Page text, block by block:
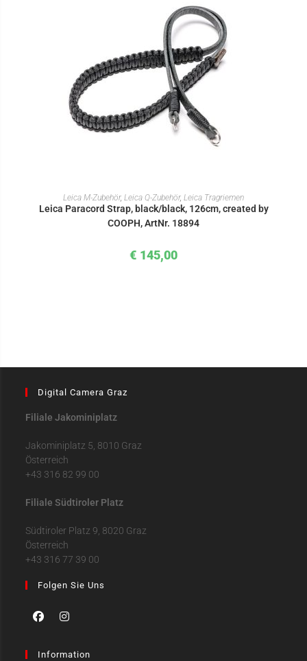
IN DEN WARENKORB
Leica M-Zubehör, Leica Q-Zubehör, Leica Tragriemen
Leica Paracord Strap, black/black, 126cm, created by
COOPH, ArtNr. 18894
€ 145,00
Digital Camera Graz
Filiale Jakominiplatz
Jakominiplatz 5, 8010 Graz
Österreich
+43 316 82 99 00
Filiale Südtiroler Platz
Südtiroler Platz 9, 8020 Graz
Österreich
+43 316 77 39 00
Folgen Sie Uns
Information